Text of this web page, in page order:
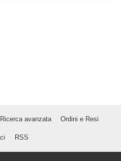
Ricerca avanzata Ordini e Resi
RSS